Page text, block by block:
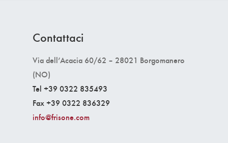
Contattaci
Via dell’Acacia 60/62 – 28021 Borgomanero
(NO)
Tel +39 0322 835493
Fax +39 0322 836329
info@frisone.com